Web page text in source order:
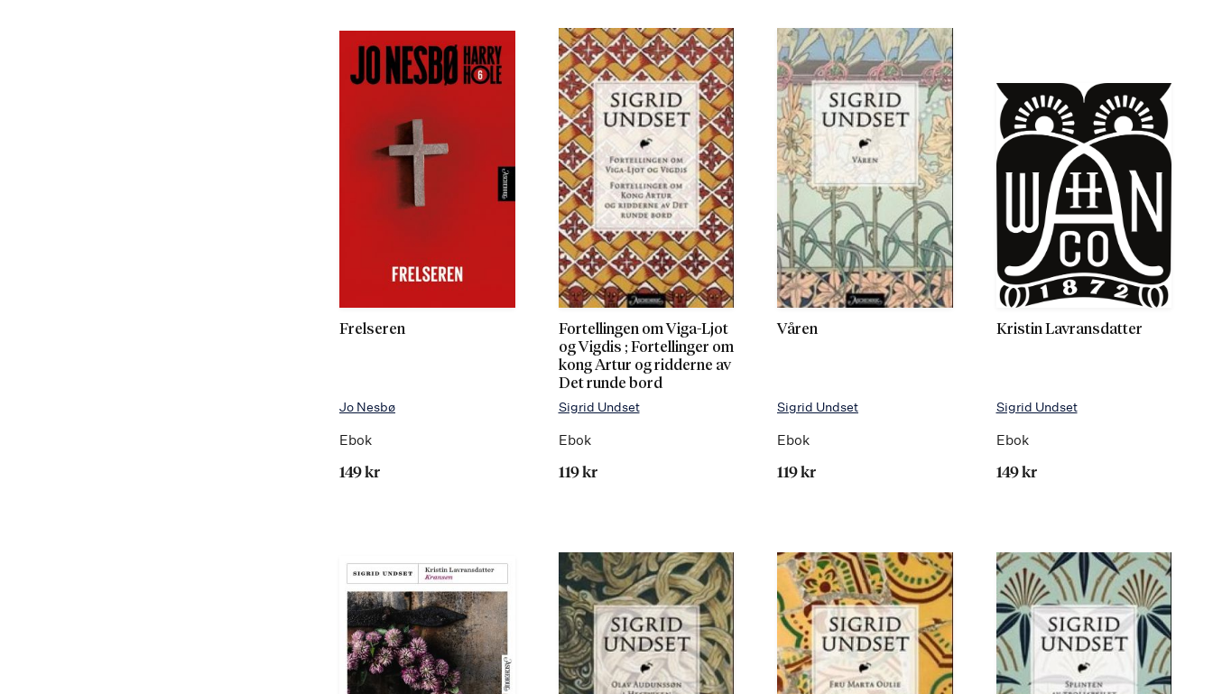
Frelseren
Jo Nesbø
Ebok
149 kr
Fortellingen om Viga-Ljot
og Vigdis ; Fortellinger om
kong Artur og ridderne av
Det runde bord
Sigrid Undset
Ebok
119 kr
Våren
Sigrid Undset
Ebok
119 kr
Kristin Lavransdatter
Sigrid Undset
Ebok
149 kr